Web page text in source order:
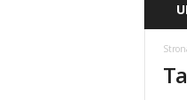
p